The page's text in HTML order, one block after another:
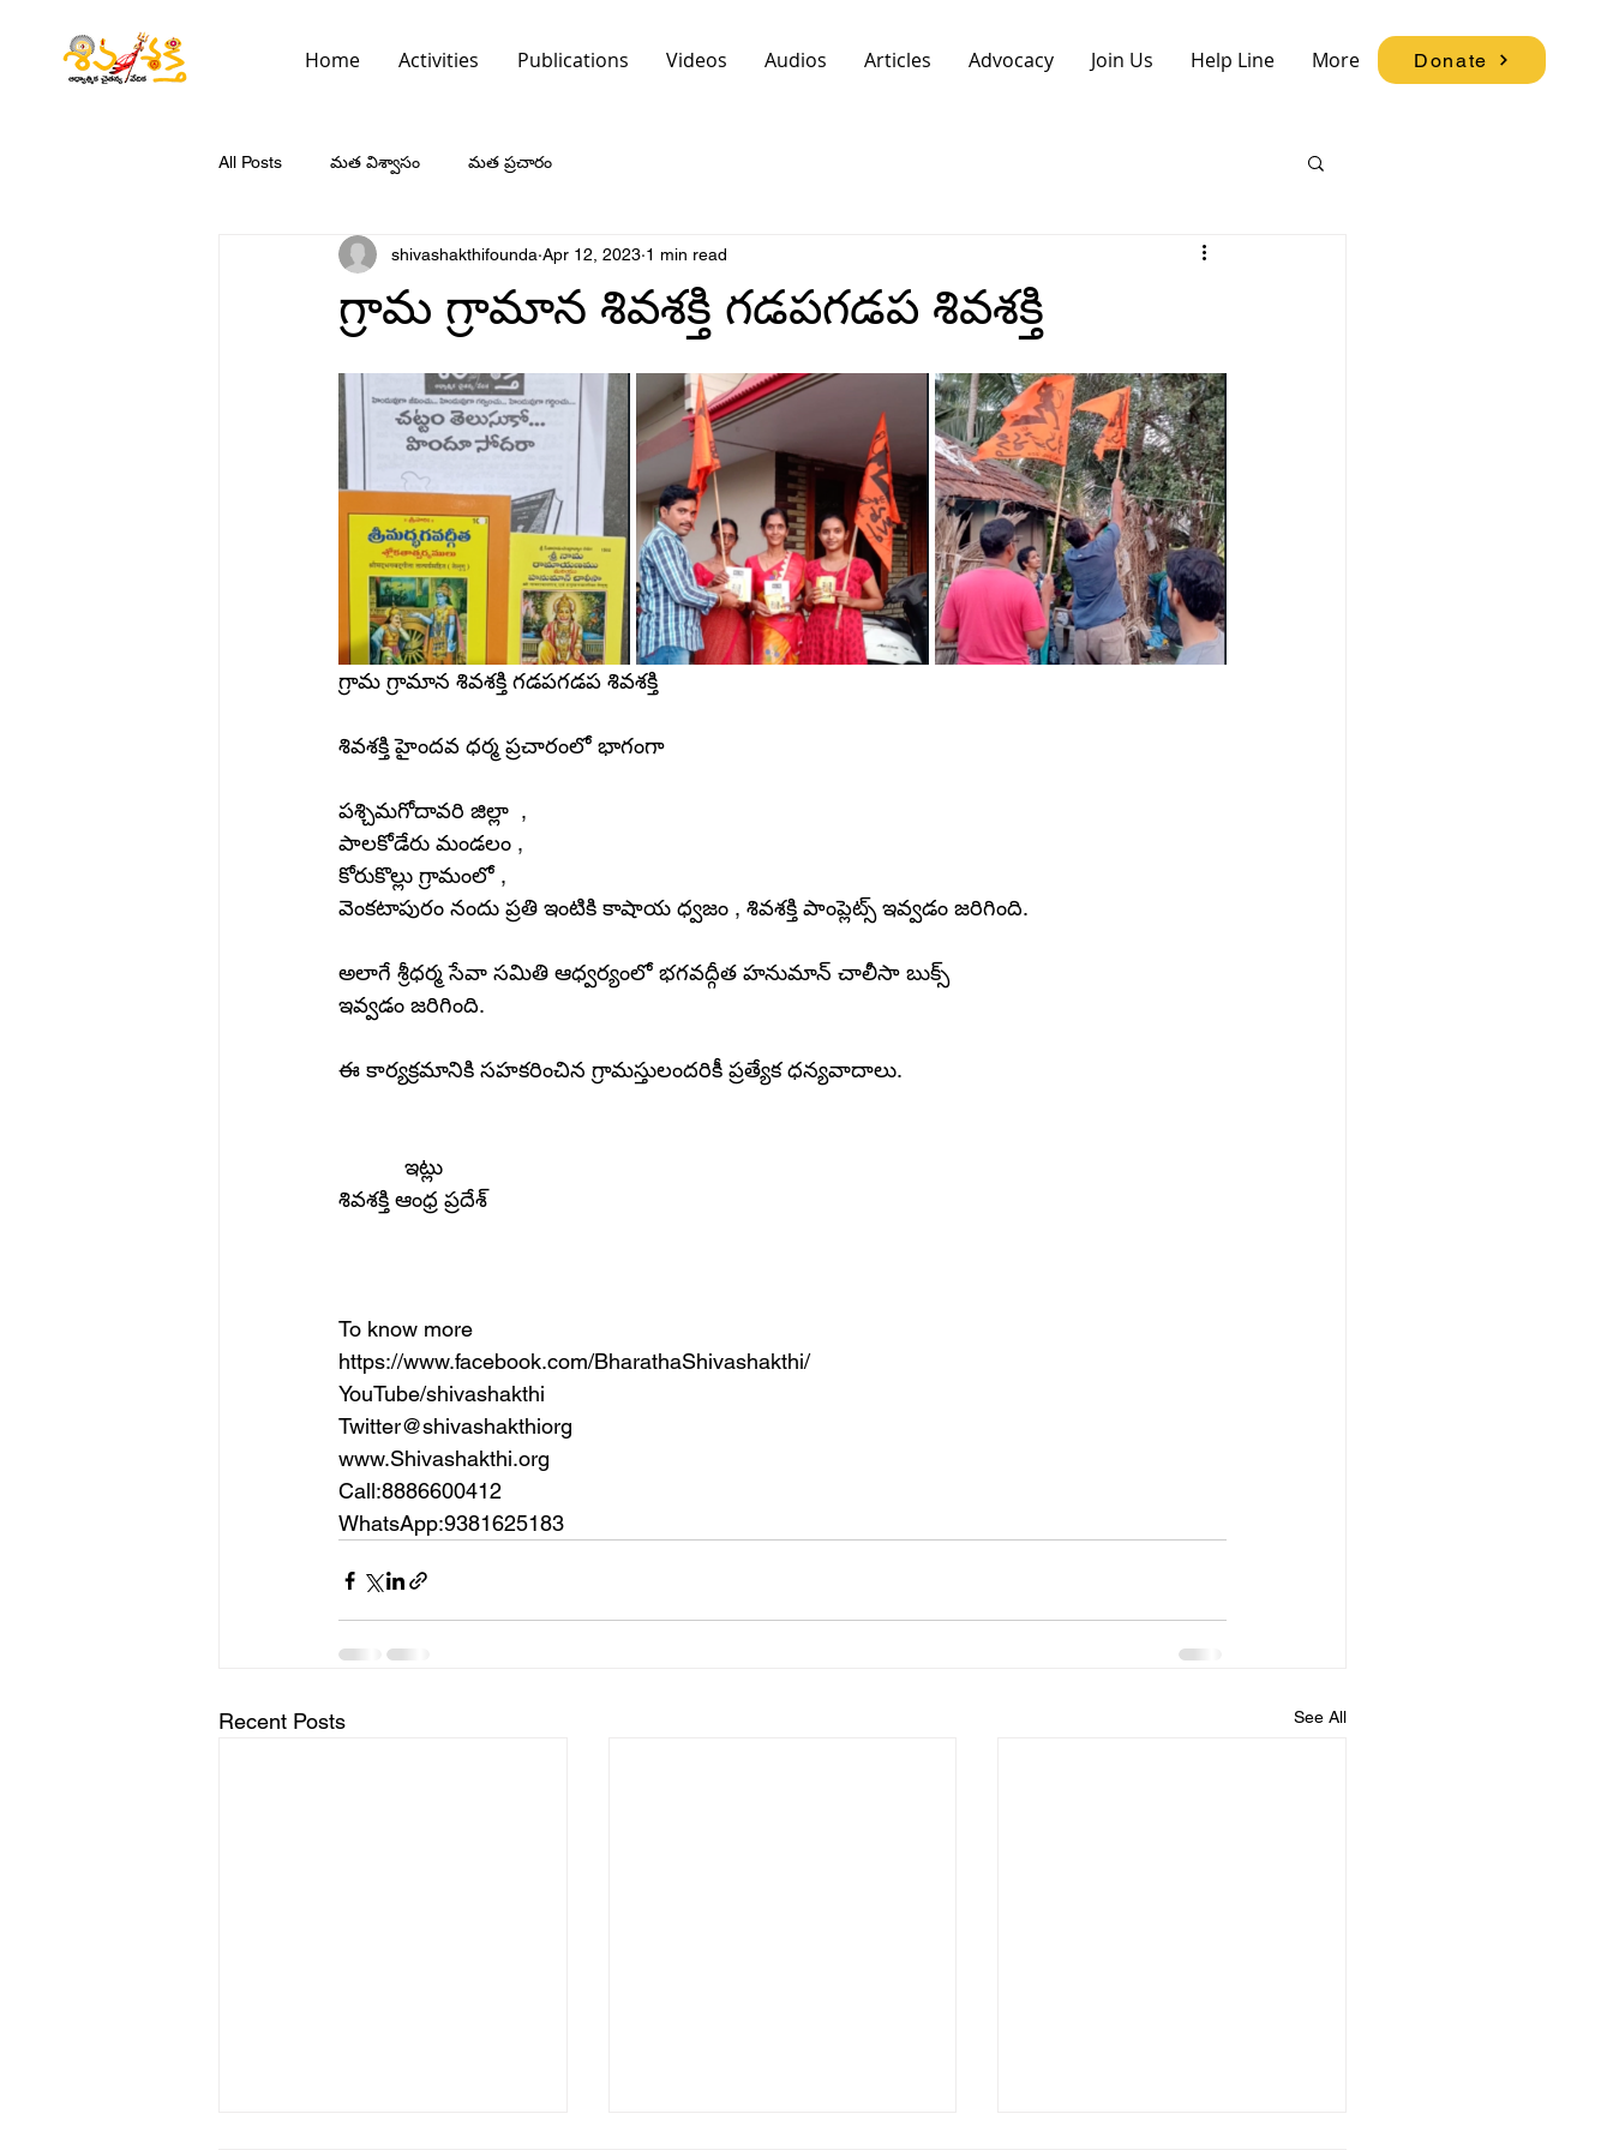
Home Activities Publications Videos Audios Articles Advocacy Join Us Help Line More Donate
All Posts మత విశ్వాసం మత ప్రచారం
గ్రామ గ్రామాన శివశక్తి గడపగడప శివశక్తి
shivashakthifounda Apr 12, 2023 1 min read
గ్రామ గ్రామాన శివశక్తి గడపగడప శివశక్తి
శివశక్తి హైందవ ధర్మ ప్రచారంలో భాగంగా
పశ్చిమగోదావరి జిల్లా  ,
పాలకోడేరు మండలం ,
కోరుకొల్లు గ్రామంలో ,
వెంకటాపురం నందు ప్రతి ఇంటికి కాషాయ ధ్వజం , శివశక్తి పాంప్లెట్స్ ఇవ్వడం జరిగింది.
అలాగే శ్రీధర్మ సేవా సమితి ఆధ్వర్యంలో భగవద్గీత హనుమాన్ చాలీసా బుక్స్
ఇవ్వడం జరిగింది.
ఈ కార్యక్రమానికి సహకరించిన గ్రామస్తులందరికీ ప్రత్యేక ధన్యవాదాలు.
           ఇట్లు
శివశక్తి ఆంధ్ర ప్రదేశ్
To know more
https://www.facebook.com/BharathaShivashakthi/
YouTube/shivashakthi
Twitter@shivashakthiorg
www.Shivashakthi.org
Call:8886600412
WhatsApp:9381625183
Recent Posts See All